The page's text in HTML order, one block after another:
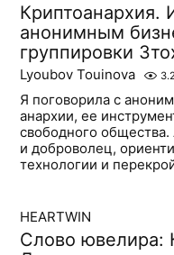
Криптоанархия.
анонимным
группировки
Lyoubov Touinova
Я поговорила с
анархии, ее
свободного
и доброволец,
технологии и
HEARTWIN
Слово ювелира: